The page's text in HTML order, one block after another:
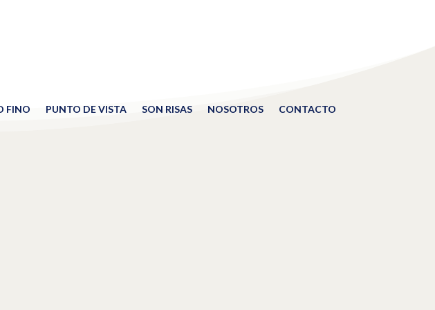
FINO PUNTO DE VISTA SON RISAS NOSOTROS CONTACTO